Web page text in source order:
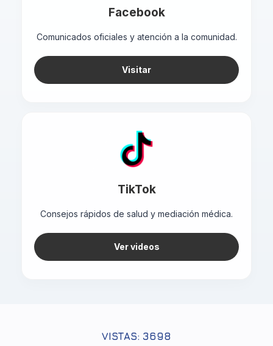
Facebook
Comunicados oficiales y atención a la comunidad.
Visitar
TikTok
Consejos rápidos de salud y mediación médica.
Ver videos
VISTAS: 3698